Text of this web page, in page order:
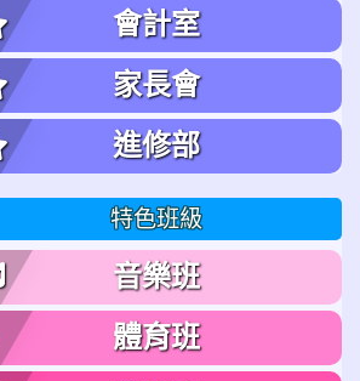
會計室
家長會
進修部
特色班級
音樂班
體育班